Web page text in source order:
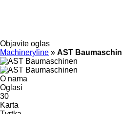
Objavite oglas
Machineryline » AST
O nama
Oglasi
30
Karta